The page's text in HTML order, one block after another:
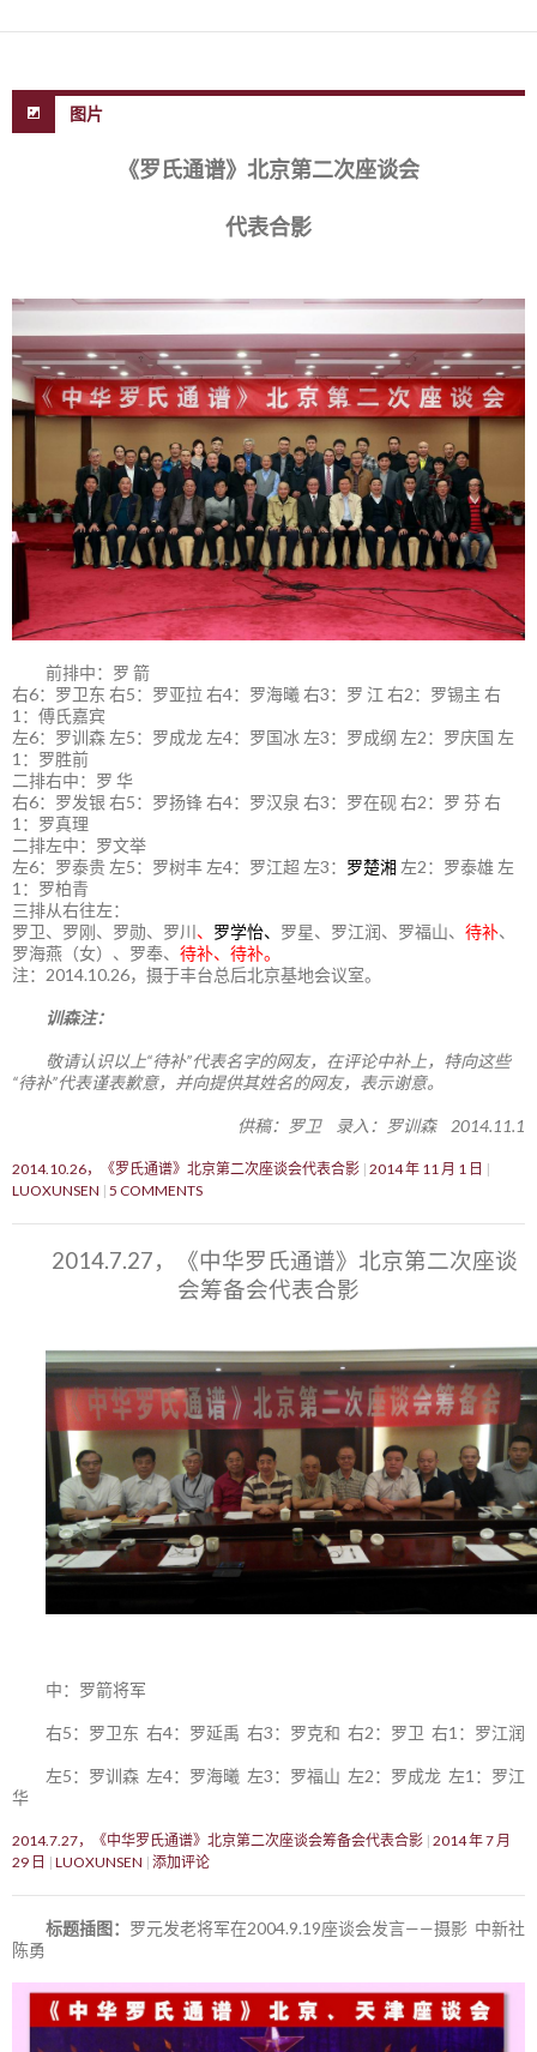
图片
《罗氏通谱》北京第二次座谈会
代表合影
前排中：罗 箭
右6：罗卫东 右5：罗亚拉 右4：罗海曦 右3：罗 江 右2：罗锡主 右
1：傅氏嘉宾
左6：罗训森 左5：罗成龙 左4：罗国冰 左3：罗成纲 左2：罗庆国 左
1：罗胜前
二排右中：罗 华
右6：罗发银 右5：罗扬锋 右4：罗汉泉 右3：罗在砚 右2：罗 芬 右
1：罗真理
二排左中：罗文举
左6：罗泰贵 左5：罗树丰 左4：罗江超 左3： 罗楚湘 左2：罗泰雄 左
1：罗柏青
三排从右往左：
罗卫、罗刚、罗勋、罗川 、 罗学怡、 罗星、罗江润、罗福山、 待补、
罗海燕（女）、罗奉、 待补、待补。
注：2014.10.26，摄于丰台总后北京基地会议室。
训森注：
敬请认识以上“待补”代表名字的网友，在评论中补上，特向这些
“待补”代表谨表歉意，并向提供其姓名的网友，表示谢意。
供稿：罗卫 录入：罗训森 2014.11.1
2014.10.26，《罗氏通谱》北京第二次座谈会代表合影 2014 年 11 月 1 日
LUOXUNSEN 5 COMMENTS
2014.7.27，《中华罗氏通谱》北京第二次座谈
会筹备会代表合影
中：罗箭将军
右5：罗卫东 右4：罗延禹 右3：罗克和 右2：罗卫 右1：罗江润
左5：罗训森 左4：罗海曦 左3：罗福山 左2：罗成龙 左1：罗江
华
2014.7.27，《中华罗氏通谱》北京第二次座谈会筹备会代表合影 2014 年 7 月
29 日
LUOXUNSEN 添加评论
标题插图： 罗元发老将军在2004.9.19座谈会发言——摄影 中新社
陈勇